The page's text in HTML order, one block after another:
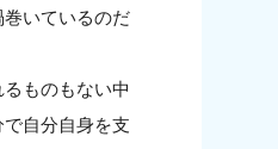
いているのだ
ものもない中
自分自身を支